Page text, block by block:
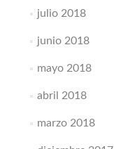
julio 2018
junio 2018
mayo 2018
abril 2018
marzo 2018